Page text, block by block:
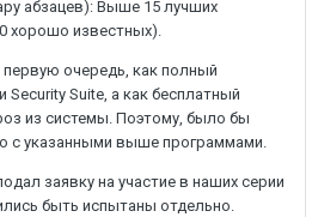
абзацев): Выше 15 лучших
хорошо известных).
первую очередь, как полный
Security Suite, а как бесплатный
из системы. Поэтому, было бы
с указанными выше программами.
заявку на участие в наших серии
быть испытаны отдельно.